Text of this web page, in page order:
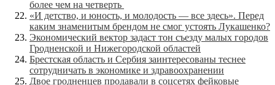
более чем на четверть
«И детство, и юность, и молодость — все здесь». Перед
каким знаменитым брендом не смог устоять Лукашенко?
Экономический вектор задаст тон съезду малых городов
Гродненской и Нижегородской областей
Брестская область и Сербия заинтересованы теснее
сотрудничать в экономике и здравоохранении
Двое гродненцев продавали в соцсетях фейковые